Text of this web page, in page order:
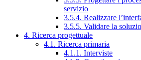
servizio
3.5.4. Realizzare
3.5.5. Validare la
4. Ricerca progettuale
4.1. Ricerca primaria
4.1.1. Interviste